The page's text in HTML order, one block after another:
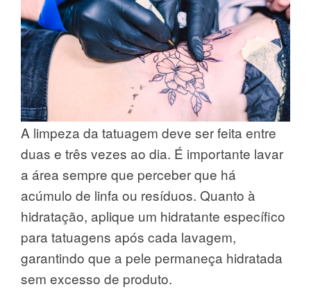
A limpeza da tatuagem deve ser feita entre
duas e três vezes ao dia. É importante lavar
a área sempre que perceber que há
acúmulo de linfa ou resíduos. Quanto à
hidratação, aplique um hidratante específico
para tatuagens após cada lavagem,
garantindo que a pele permaneça hidratada
sem excesso de produto.